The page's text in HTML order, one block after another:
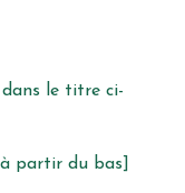
le titre ci-
partir du bas]